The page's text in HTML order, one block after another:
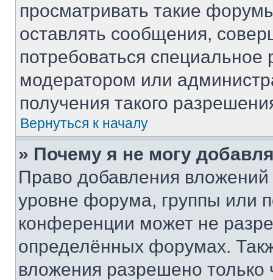
просматривать такие
оставлять сообщения,
потребоваться
модератором или
получения такого
Вернуться к началу
» Почему я не могу
Право добавления
уровне форума, группы или
конференции может не
определённых форумах.
вложения разрешено